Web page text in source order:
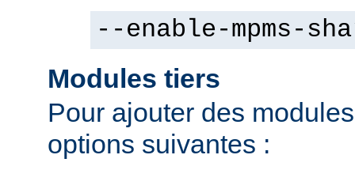
--enable-mpms-
Modules tiers
Pour ajouter des
options suivantes :